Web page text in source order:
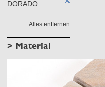
DORADO
Alles entfernen
> Material